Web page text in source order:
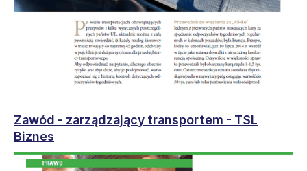
Zawód - zarządzający transportem - TSL
Biznes